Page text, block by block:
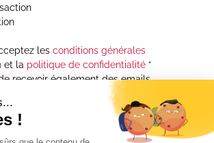
les conditions générales
et la politique de confidentialité*
recevoir également des emails
être informé(e) de toutes les
des agences de la
Gestion. À tout moment, vous
le lien de désabonnement